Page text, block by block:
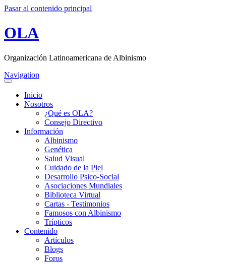
Pasar al contenido principal
OLA
Organización Latinoamericana de Albinismo
Navigation
Inicio
Nosotros
¿Qué es OLA?
Consejo Directivo
Información
Albinismo
Genética
Salud Visual
Cuidado de la Piel
Desarrollo Psico-Social
Asociaciones Mundiales
Biblioteca Virtual
Cartas - Testimonios
Famosos con Albinismo
Trípticos
Contenido
Artículos
Blogs
Foros